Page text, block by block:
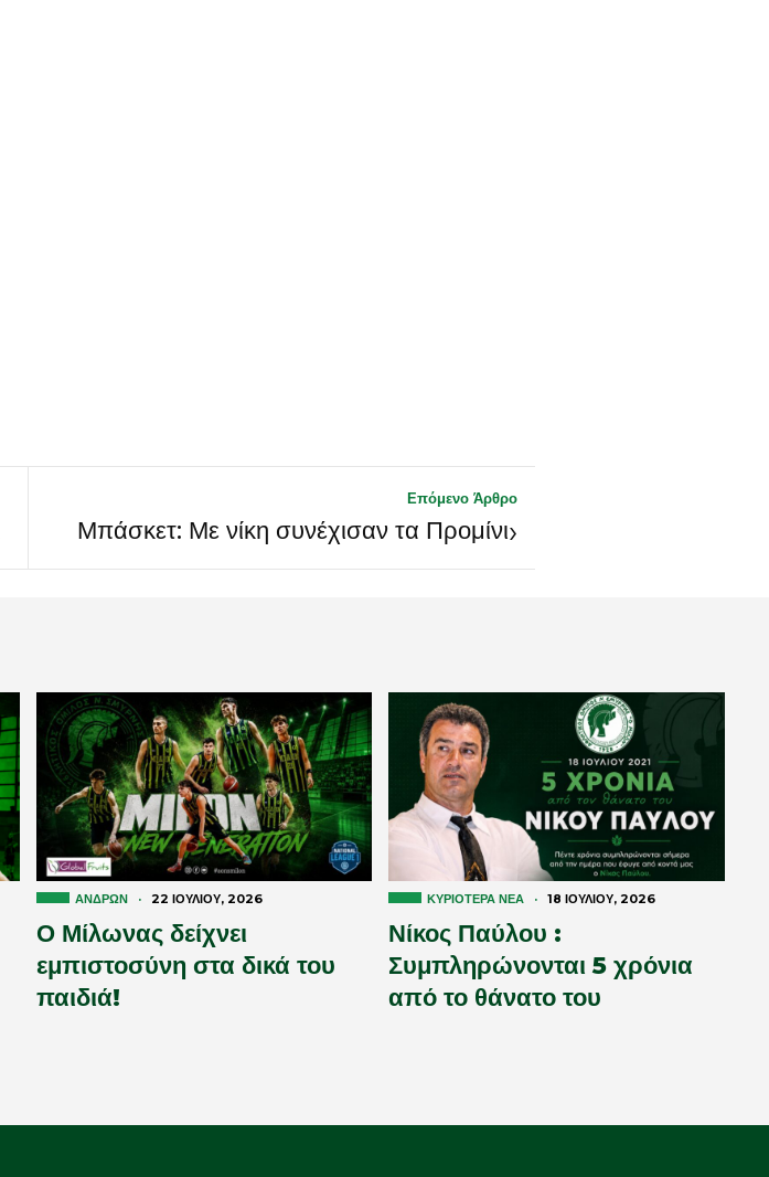
Επόμενο Άρθρο
›
Μπάσκετ: Με νίκη συνέχισαν τα Προμίνι
ΑΝΔΡΏΝ · 22 ΙΟΥΛΊΟΥ, 2026
Ο Μίλωνας δείχνει
εμπιστοσύνη στα δικά του
παιδιά!
ΚΥΡΙΌΤΕΡΑ ΝΈΑ · 18 ΙΟΥΛΊΟΥ, 2026
Νίκος Παύλου :
Συμπληρώνονται 5 χρόνια
από το θάνατο του